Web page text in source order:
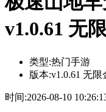
v1.0.61 无
类型:热门手游
版本:v1.0.61 无限
时间:2026-08-10